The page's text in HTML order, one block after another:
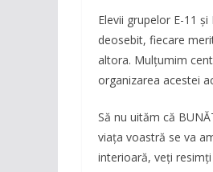
Elevii grupelor E-11
deosebit, fiecare
altora. Mulțumim
organizarea acestei
Să nu uităm că
viaţa voastră se va
interioară, veţi